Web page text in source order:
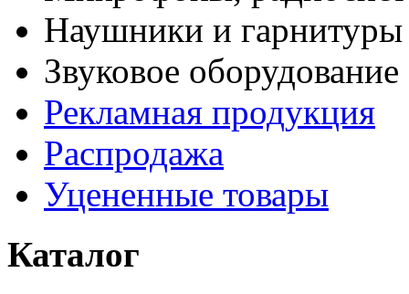
Наушники и гарнитуры
Звуковое оборудование
Рекламная продукция
Распродажа
Уцененные товары
Каталог